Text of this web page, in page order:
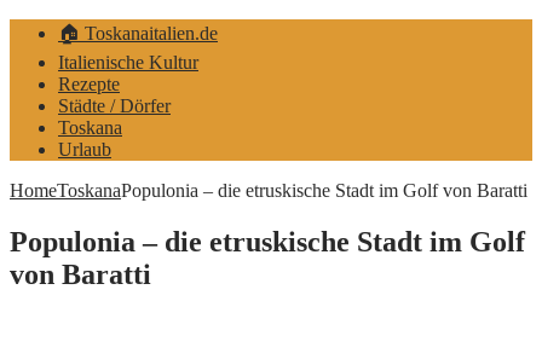
🏠 Toskanaitalien.de
Italienische Kultur
Rezepte
Städte / Dörfer
Toskana
Urlaub
HomeToskanaPopulonia – die etruskische Stadt im Golf von Baratti
Populonia – die etruskische Stadt im Golf
von Baratti